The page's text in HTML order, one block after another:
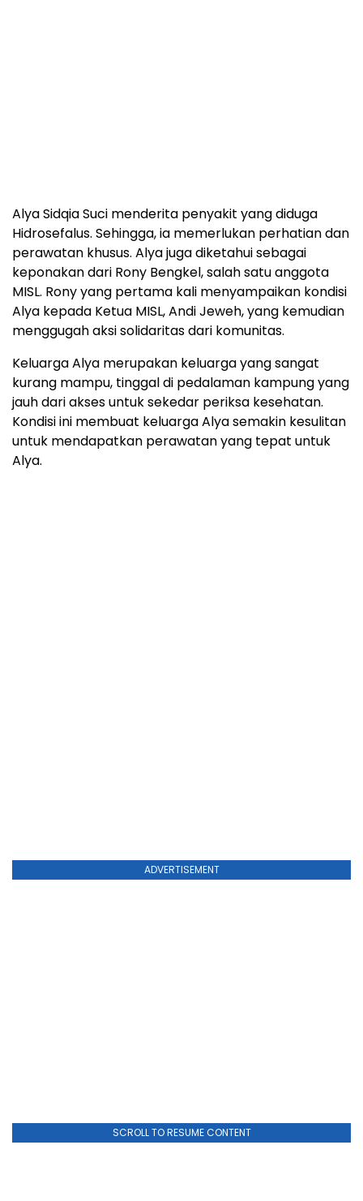
Alya Sidqia Suci menderita penyakit yang diduga
Hidrosefalus. Sehingga, ia memerlukan perhatian dan
perawatan khusus. Alya juga diketahui sebagai
keponakan dari Rony Bengkel, salah satu anggota
MISL. Rony yang pertama kali menyampaikan kondisi
Alya kepada Ketua MISL, Andi Jeweh, yang kemudian
menggugah aksi solidaritas dari komunitas.
Keluarga Alya merupakan keluarga yang sangat
kurang mampu, tinggal di pedalaman kampung yang
jauh dari akses untuk sekedar periksa kesehatan.
Kondisi ini membuat keluarga Alya semakin kesulitan
untuk mendapatkan perawatan yang tepat untuk
Alya.
ADVERTISEMENT
SCROLL TO RESUME CONTENT